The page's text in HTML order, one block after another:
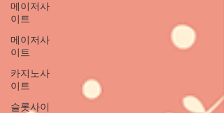
메이저사
이트
메이저사
이트
카지노사
이트
슬롯사이